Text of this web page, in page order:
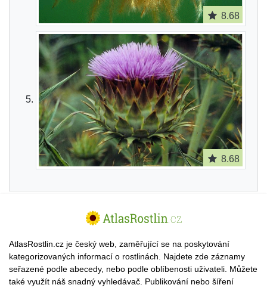
8.68
8.68
AtlasRostlin.cz je český web, zaměřující se na poskytování
kategorizovaných informací o rostlinách. Najdete zde záznamy
seřazené podle abecedy, nebo podle oblíbenosti uživateli. Můžete
také využít náš snadný vyhledávač. Publikování nebo šíření